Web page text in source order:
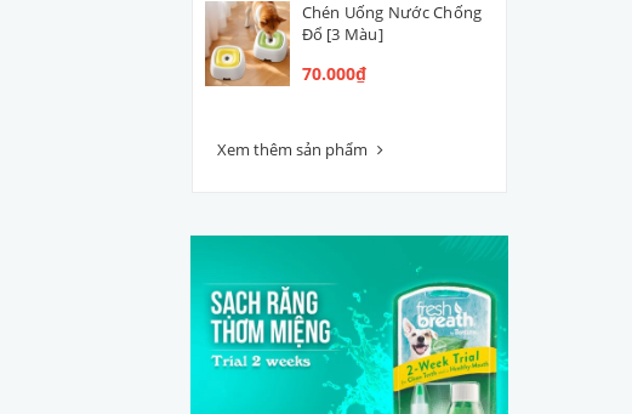
Chén Uống Nước Chống
Đổ [3 Màu]
70.000₫
Xem thêm sản phẩm